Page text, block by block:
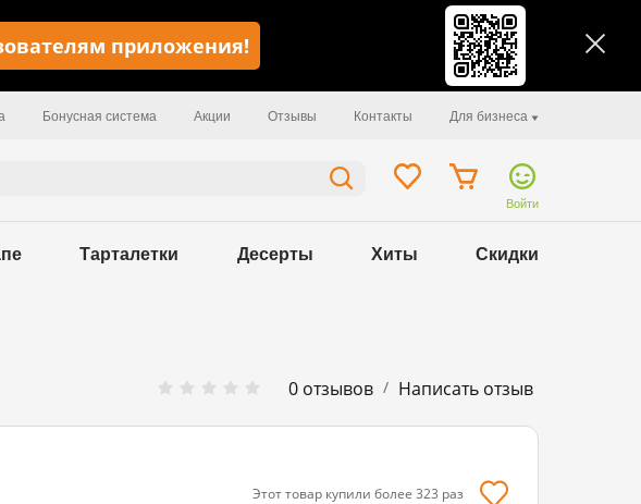
приложения!
Бонусная система Акции Отзывы Контакты Для бизнеса
Войти
Тарталетки Десерты Хиты Скидки
0 отзывов / Написать отзыв
г / 122 kcal
Этот товар купили более 323 раз